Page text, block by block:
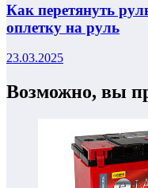
Как перетянуть
оплетку на руль
23.03.2025
Возможно, вы